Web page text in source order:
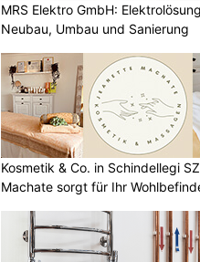
MRS Elektro GmbH:
Neubau, Umbau und Sanierung
Kosmetik & Co. in Schindellegi
Machate sorgt für Ihr